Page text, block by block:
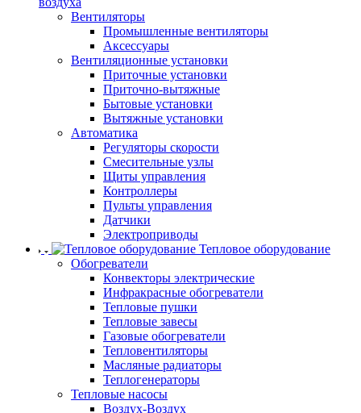
Вентиляторы
Промышленные вентиляторы
Аксессуары
Вентиляционные установки
Приточные установки
Приточно-вытяжные
Бытовые установки
Вытяжные установки
Автоматика
Регуляторы скорости
Смесительные узлы
Щиты управления
Контроллеры
Пульты управления
Датчики
Электроприводы
Тепловое оборудование
Обогреватели
Конвекторы электрические
Инфракрасные обогреватели
Тепловые пушки
Тепловые завесы
Газовые обогреватели
Тепловентиляторы
Масляные радиаторы
Теплогенераторы
Тепловые насосы
Воздух-Воздух